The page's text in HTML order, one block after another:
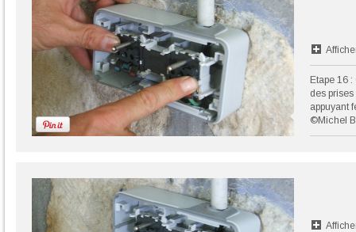
Etape 16
des
appuyant
©Michel